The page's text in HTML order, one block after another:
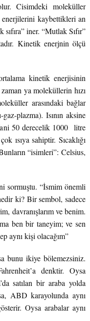
Cisimdeki moleküller
kaybettikleri an
sıfıra” iner. “Mutlak Sıfır”
Kinetik enerjnin ölçü
kinetik enerjisinin
ya moleküllerin hızı
arasındaki bağlar
plazma). Isının aksine
50 derecelik 1000 litre
ısıya sahiptir. Sıcaklığı
“isimleri”: Celsius,
sormuştu. “İsmim önemli
ki? Bir sembol, sadece
davranışlarım ve benim.
ben bir taneyim; ve sen
aynı kişi olacağım”
bunu ikiye bölemezsiniz.
denktir. Oysa
satılan bir araba yolda
ABD karayolunda aynı
Oysa arabalar aynı